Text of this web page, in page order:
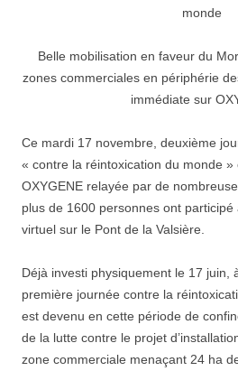
monde
Belle mobilisation en faveur du
zones commerciales en périphérie
immédiate sur
Ce mardi 17 novembre, deuxième
« contre la réintoxication du monde »
OXYGENE relayée par de
plus de 1600 personnes ont
virtuel sur le Pont de la Valsière.
Déjà investi physiquement le 17 juin,
première journée contre la
est devenu en cette période de
de la lutte contre le projet
zone commerciale menaçant 24 ha